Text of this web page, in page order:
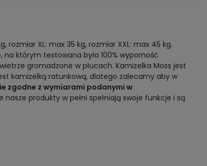
XL: max 35 kg, rozmiar XXL: max 45 kg.
którym testowana była 100% wyporność
gromadzone w płucach. Kamizelka Moss jest
kamizelką ratunkową, dlatego zalecamy aby w
zgodne z wymiarami podanymi w
produkty w pełni spełniają swoje funkcje i są